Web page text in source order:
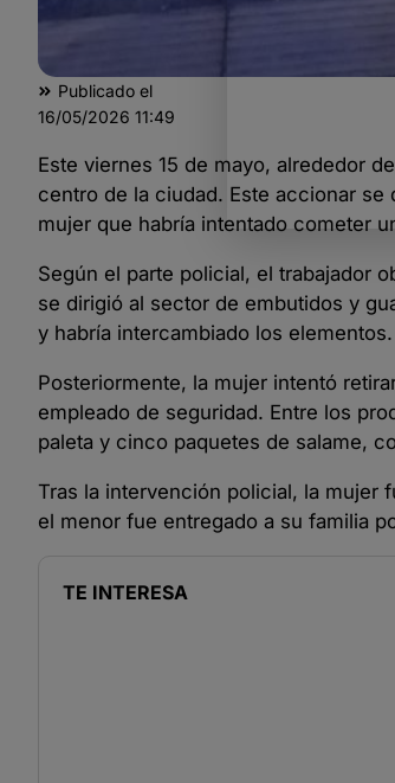
Publicado el
16/05/2026 11:49
Este viernes 15 de mayo, alrededor
centro de la ciudad. Este accionar se
mujer que habría intentado cometer
Según el parte policial, el trabajador
se dirigió al sector de embutidos y
y habría intercambiado los elementos.
Posteriormente, la mujer intentó
empleado de seguridad. Entre los
paleta y cinco paquetes de salame,
Tras la intervención policial, la mujer
el menor fue entregado a su familia
TE INTERESA